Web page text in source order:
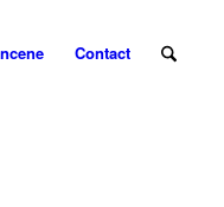
Contact